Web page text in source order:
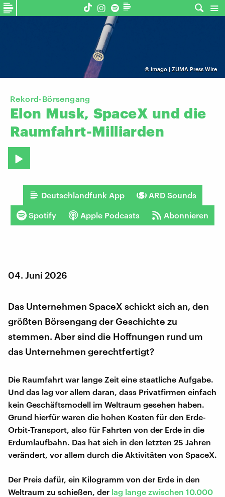
© imago | ZUMA Press Wire
Rekord-Börsengang
Elon Musk, SpaceX und die
Raumfahrt-Milliarden
Deutschlandfunk App ARD Sounds
Spotify Apple Podcasts Abonnieren
04. Juni 2026
Das Unternehmen SpaceX schickt sich an, den
größten Börsengang der Geschichte zu
stemmen. Aber sind die Hoffnungen rund um
das Unternehmen gerechtfertigt?
Die Raumfahrt war lange Zeit eine staatliche Aufgabe.
Und das lag vor allem daran, dass Privatfirmen einfach
kein Geschäftsmodell im Weltraum gesehen haben.
Grund hierfür waren die hohen Kosten für den Erde-
Orbit-Transport, also für Fahrten von der Erde in die
Erdumlaufbahn. Das hat sich in den letzten 25 Jahren
verändert, vor allem durch die Aktivitäten von SpaceX.
Der Preis dafür, ein Kilogramm von der Erde in den
Weltraum zu schießen, der lag lange zwischen 10.000